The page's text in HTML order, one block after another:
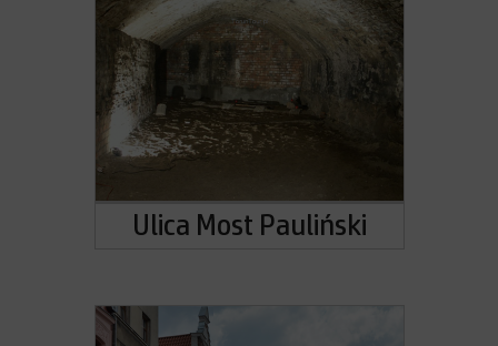
Ulica Most Pauliński